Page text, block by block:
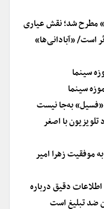
مطرح شد؛ نقش عیاری
است/ «آبادانی‌ها»
سینما
سینما
«فسیل» به‌جا نیست
با اصغر
موفقیت زهرا امیر
دقیق درباره
ضد تبلیغ است